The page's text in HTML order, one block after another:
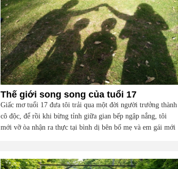
Thế giới song song của tuổi 17
Giấc mơ tuổi 17 đưa tôi trải qua một đời người trưởng thành
cô độc, để rồi khi bừng tỉnh giữa gian bếp ngập nắng, tôi
mới vỡ òa nhận ra thực tại bình dị bên bố mẹ và em gái mới